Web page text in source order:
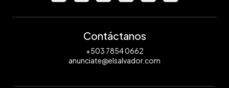
Contáctanos
+503 7854 0662
anunciate@elsalvador.com